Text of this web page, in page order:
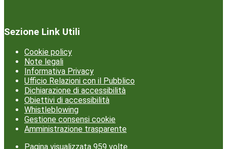
Sezione Link Utili
Cookie policy
Note legali
Informativa Privacy
Ufficio Relazioni con il Pubblico
Dichiarazione di accessibilità
Obiettivi di accessibilità
Whistleblowing
Gestione consensi cookie
Amministrazione trasparente
Pagina visualizzata 959 volte